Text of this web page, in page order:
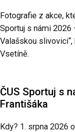
Fotografie z akce,
Sportuj s námi 2026
Valašskou
Vsetíně.
ČUS Sportuj s
Františáka
Kdy? 1. srpna 2026